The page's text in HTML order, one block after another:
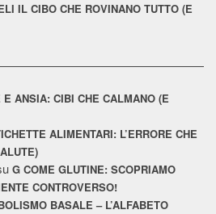
IL CIBO CHE ROVINANO TUTTO (E
ANSIA: CIBI CHE CALMANO (E
ALIMENTARI: L’ERRORE CHE
G COME GLUTINE: SCOPRIAMO
CONTROVERSO!
BASALE – L’ALFABETO